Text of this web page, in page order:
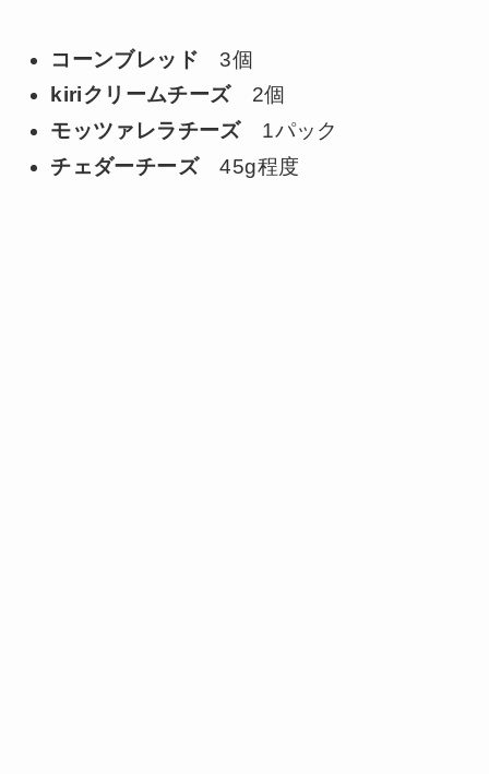
コーンブレッド 3個
kiriクリームチーズ2個
モッツァレラチーズ1パック
チェダーチーズ45g程度